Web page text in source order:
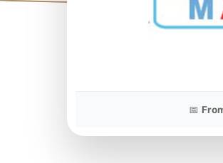
📅